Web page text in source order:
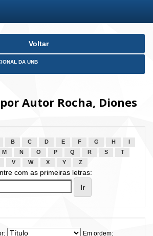
Voltar
DA UNB
Autor Rocha, Diones
B C D E F G H
M N O P Q R S
T
V W X Y Z
com as primeiras letras:
Em ordem: